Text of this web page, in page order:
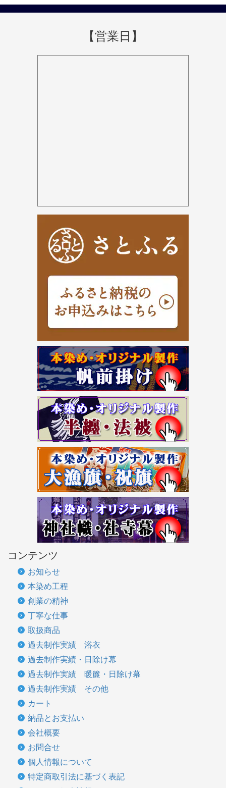
【営業日】
コンテンツ
お知らせ
本染め工程
創業の精神
丁寧な仕事
取扱商品
過去制作実績 浴衣
過去制作実績・日除け幕
過去制作実績 暖簾・日除け幕
過去制作実績 その他
カート
納品とお支払い
会社概要
お問合せ
個人情報について
特定商取引法に基づく表記